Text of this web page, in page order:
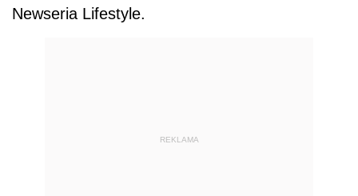
Newseria Lifestyle.
REKLAMA